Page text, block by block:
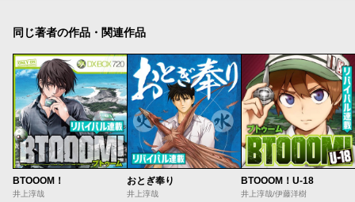
同じ著者の作品・関連作品
BTOOOM！
井上淳哉
おとぎ奉り
井上淳哉
BTOOOM！U-18
井上淳哉/伊藤洋樹